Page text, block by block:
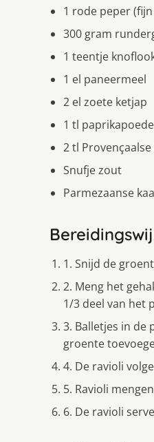
1 rode peper
300 gram
1 teentje
1 el paneermeel
2 el zoete ketjap
1 tl
2 tl
Snufje zout
Parmezaanse
1. Snijd de
2. Meng het
1/3 deel van het
3. Balletjes in de
groente
4. De ravioli
5. Ravioli
6. De ravioli